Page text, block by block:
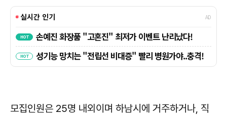
모집인원은 25명 내외이며 하남시에 거주하거나, 직